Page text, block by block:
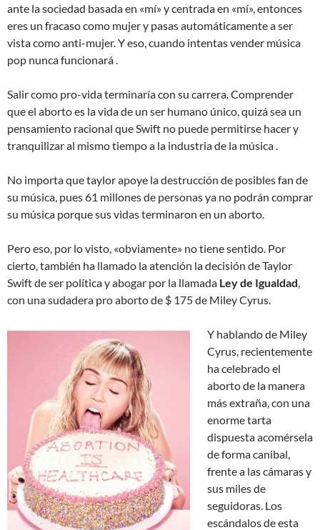
ante la sociedad basada en «mí» y centrada en «mí», entonces
eres un fracaso como mujer y pasas automáticamente a ser
vista como anti-mujer. Y eso, cuando intentas vender música
pop nunca funcionará .
Salir como pro-vida terminaría con su carrera. Comprender
que el aborto es la vida de un ser humano único, quizá sea un
pensamiento racional que Swift no puede permitirse hacer y
tranquilizar al mismo tiempo a la industria de la música .
No importa que taylor apoye la destrucción de posibles fan de
su música, pues 61 millones de personas ya no podrán comprar
su música porque sus vidas terminaron en un aborto.
Pero eso, por lo visto, «obviamente» no tiene sentido. Por
cierto, también ha llamado la atención la decisión de Taylor
Swift de ser política y abogar por la llamada Ley de Igualdad,
con una sudadera pro aborto de $ 175 de Miley Cyrus.
Y hablando de Miley
Cyrus, recientemente
ha celebrado el
aborto de la manera
más extraña, con una
enorme tarta
dispuesta acomérsela
de forma canibal,
frente a las cámaras y
sus miles de
seguidoras. Los
escándalos de esta